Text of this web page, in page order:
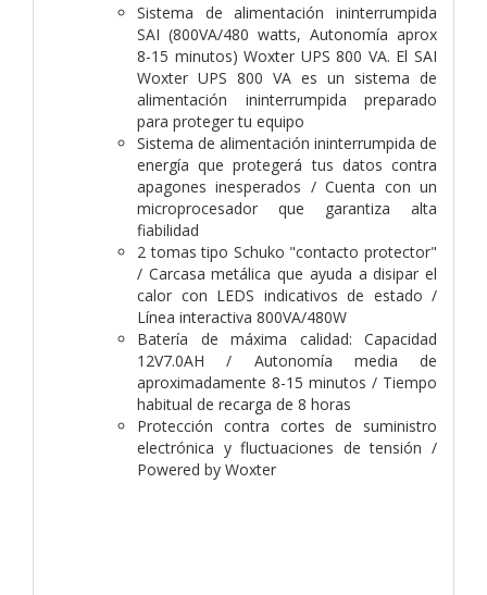
Sistema de alimentación ininterrumpida
SAI (800VA/480 watts, Autonomía aprox
8-15 minutos) Woxter UPS 800 VA. El SAI
Woxter UPS 800 VA es un sistema de
alimentación ininterrumpida preparado
para proteger tu equipo
Sistema de alimentación ininterrumpida de
energía que protegerá tus datos contra
apagones inesperados / Cuenta con un
microprocesador que garantiza alta
fiabilidad
2 tomas tipo Schuko "contacto protector"
/ Carcasa metálica que ayuda a disipar el
calor con LEDS indicativos de estado /
Línea interactiva 800VA/480W
Batería de máxima calidad: Capacidad
12V7.0AH / Autonomía media de
aproximadamente 8-15 minutos / Tiempo
habitual de recarga de 8 horas
Protección contra cortes de suministro
electrónica y fluctuaciones de tensión /
Powered by Woxter